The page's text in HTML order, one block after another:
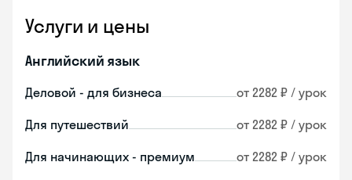
Услуги и цены
Английский язык
Деловой - для бизнеса от 2282 ₽ / урок
Для путешествий от 2282 ₽ / урок
Для начинающих - премиум от 2282 ₽ / урок